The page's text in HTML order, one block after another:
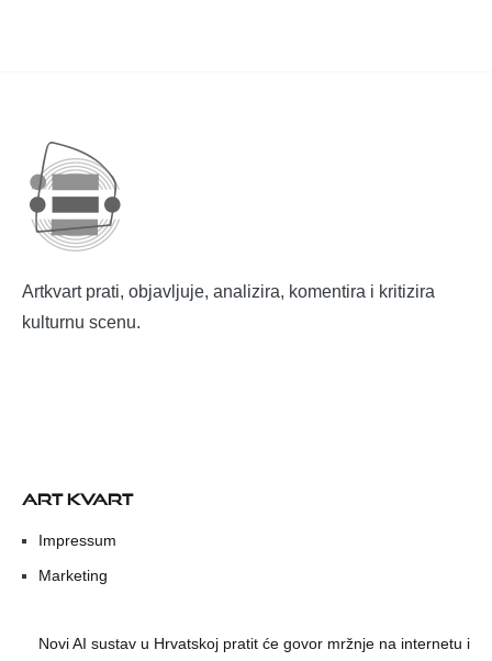
Artkvart prati, objavljuje, analizira, komentira i kritizira
kulturnu scenu.
ART KVART
Impressum
Marketing
Novi AI sustav u Hrvatskoj pratit će govor mržnje na internetu i